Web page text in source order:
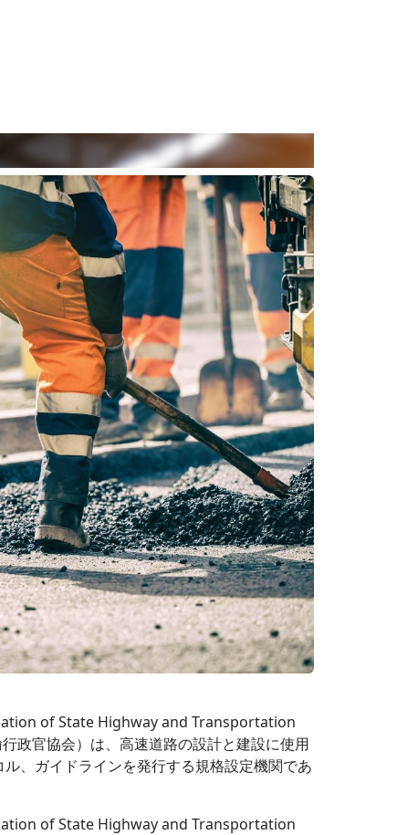
of State Highway and Transportation
政官協会）は、高速道路の設計と建設に使用
、ガイドラインを発行する規格設定機関であ
of State Highway and Transportation